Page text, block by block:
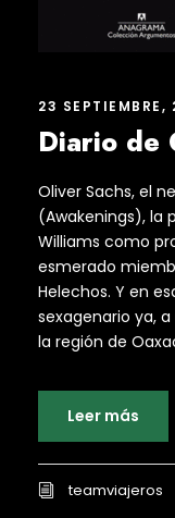
23 SEPTIEMBRE,
Diario de
Oliver Sachs, el
(Awakenings), la
Williams como
esmerado
Helechos. Y en
sexagenario ya,
la región de
Leer más
teamviajeros